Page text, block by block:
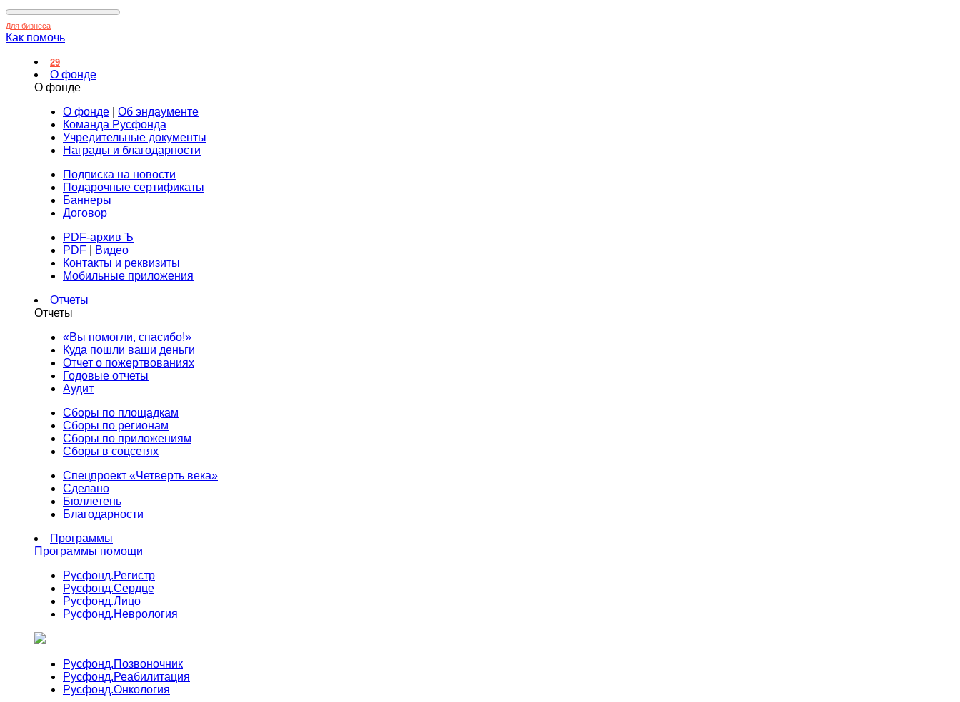
Для бизнеса
Как помочь
29
О фонде
О фонде
О фонде
Об эндаументе
Команда Русфонда
Учредительные документы
Награды и благодарности
Подписка на новости
Подарочные сертификаты
Баннеры
Договор
PDF-архив Ъ
PDF
Видео
Контакты и реквизиты
Мобильные приложения
Отчеты
Отчеты
«Вы помогли, спасибо!»
Куда пошли ваши деньги
Отчет о пожертвованиях
Годовые отчеты
Аудит
Сборы по площадкам
Сборы по регионам
Сборы по приложениям
Сборы в соцсетях
Спецпроект «Четверть века»
Сделано
Бюллетень
Благодарности
Программы
Программы помощи
Русфонд.Регистр
Русфонд.Сердце
Русфонд.Лицо
Русфонд.Неврология
Русфонд.Позвоночник
Русфонд.Реабилитация
Русфонд.Онкология